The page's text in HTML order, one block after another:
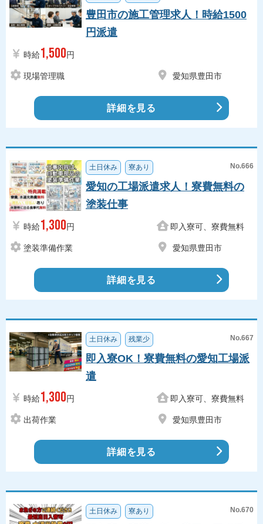
豊田市の施工管理求人！時給1500
円派遣
時給1,500円
現場管理職 愛知県豊田市
詳細を見る
土日休み 寮あり No.666
愛知の工場派遣求人！寮費無料の
塗装仕事
時給1,300円 即入寮可、寮費無料
塗装準備作業 愛知県豊田市
詳細を見る
土日休み 残業少 No.667
即入寮OK！寮費無料の愛知工場派
遣
時給1,300円 即入寮可、寮費無料
出荷作業 愛知県豊田市
詳細を見る
土日休み 寮あり No.670